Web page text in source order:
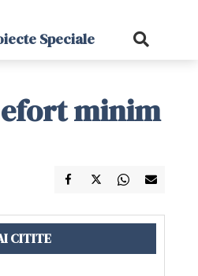
Speciale
minim
CITITE